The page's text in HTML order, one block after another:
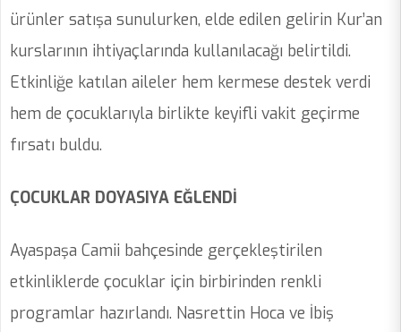
ürünler satışa sunulurken, elde edilen gelirin Kur’an
kurslarının ihtiyaçlarında kullanılacağı belirtildi.
Etkinliğe katılan aileler hem kermese destek verdi
hem de çocuklarıyla birlikte keyifli vakit geçirme
fırsatı buldu.
ÇOCUKLAR DOYASIYA EĞLENDİ
Ayaspaşa Camii bahçesinde gerçekleştirilen
etkinliklerde çocuklar için birbirinden renkli
programlar hazırlandı. Nasrettin Hoca ve İbiş